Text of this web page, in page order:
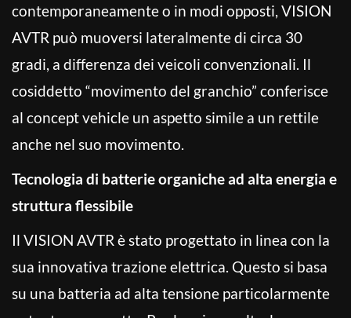
contemporaneamente o in modi opposti, VISION
AVTR può muoversi lateralmente di circa 30
gradi, a differenza dei veicoli convenzionali. Il
cosiddetto “movimento del granchio” conferisce
al concept vehicle un aspetto simile a un rettile
anche nel suo movimento.
Tecnologia di batterie organiche ad alta energia e
struttura flessibile
Il VISION AVTR è stato progettato in linea con la
sua innovativa trazione elettrica. Questo si basa
su una batteria ad alta tensione particolarmente